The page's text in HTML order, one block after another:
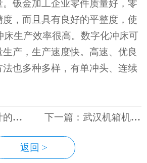
钣金加工企业零件质量好，零
，而且具有良好的平整度，使
床生产效率很高。数字化冲床可
产，生产速度快。高速、优良
也多种多样，有单冲头、连续
上一篇：钣金设计的知识要点分享 下一篇：武汉机箱机柜安装时要考虑哪些因素
返回 >